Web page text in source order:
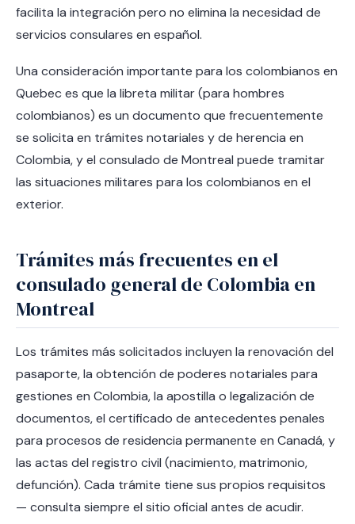
facilita la integración pero no elimina la necesidad de
servicios consulares en español.
Una consideración importante para los colombianos en
Quebec es que la libreta militar (para hombres
colombianos) es un documento que frecuentemente
se solicita en trámites notariales y de herencia en
Colombia, y el consulado de Montreal puede tramitar
las situaciones militares para los colombianos en el
exterior.
Trámites más frecuentes en el
consulado general de Colombia en
Montreal
Los trámites más solicitados incluyen la renovación del
pasaporte, la obtención de poderes notariales para
gestiones en Colombia, la apostilla o legalización de
documentos, el certificado de antecedentes penales
para procesos de residencia permanente en Canadá, y
las actas del registro civil (nacimiento, matrimonio,
defunción). Cada trámite tiene sus propios requisitos
— consulta siempre el sitio oficial antes de acudir.